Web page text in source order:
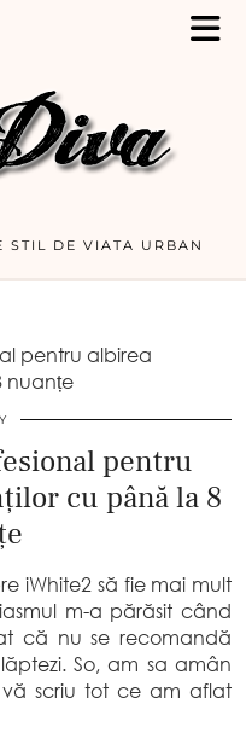
STIL DE VIATA URBAN
pentru albirea
nuanțe
pentru
cu până la 8
iWhite2 să fie mai mult
m-a părăsit când
că nu se recomandă
So, am sa amân
scriu tot ce am aflat